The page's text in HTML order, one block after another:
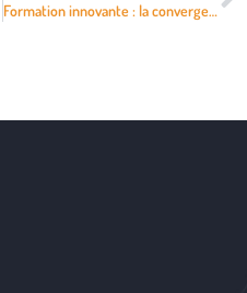
Formation innovante : la convergence numérique au rectorat de Besançon